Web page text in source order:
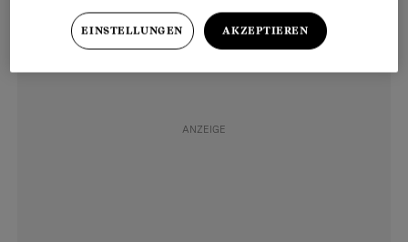
EINSTELLUNGEN AKZEPTIEREN